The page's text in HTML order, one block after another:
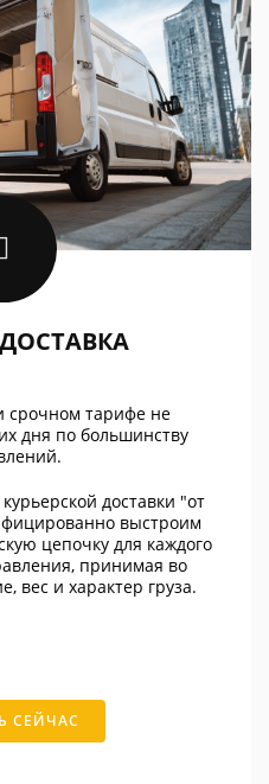
срочном тарифе не
дня по большинству
доставки "от
выстроим
цепочку для каждого
принимая во
вес и характер груза.
СЕЙЧАС